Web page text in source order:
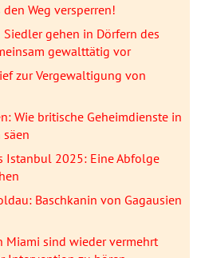
Weg versperren!
gehen in Dörfern des
gewalttätig vor
zur Vergewaltigung von
Wie britische Geheimdienste in
Istanbul 2025: Eine Abfolge
Baschkanin von Gagausien
Miami sind wieder vermehrt